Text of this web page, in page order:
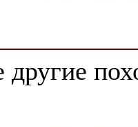
другие